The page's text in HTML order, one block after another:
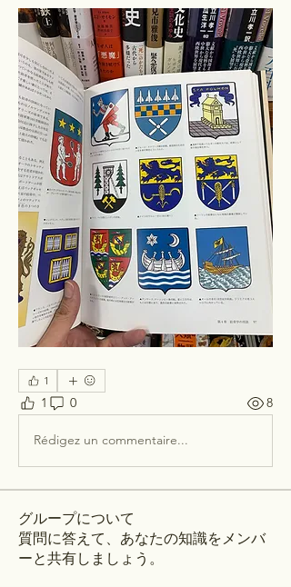
1
1 0 8
Rédigez un commentaire...
グループについて
質問に答えて、あなたの知識をメンバ
ーと共有しましょう。